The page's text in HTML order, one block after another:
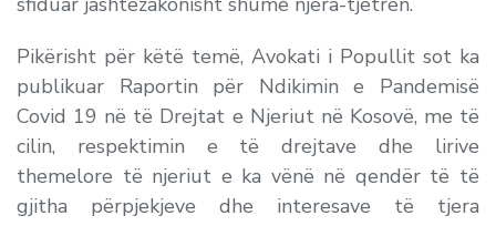
Pikërisht për këtë temë, Avokati i Popullit sot ka
publikuar Raportin për Ndikimin e Pandemisë
Covid 19 në të Drejtat e Njeriut në Kosovë, me të
cilin, respektimin e të drejtave dhe lirive
themelore të njeriut e ka vënë në qendër të të
gjitha përpjekjeve dhe interesave të tjera